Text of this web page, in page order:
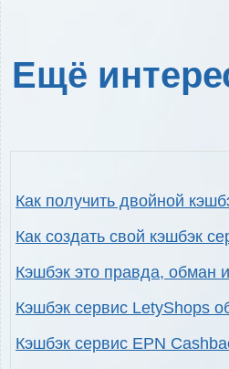
Ещё
Как получить двойной
Как создать свой кэшбэк
Кэшбэк это правда, обман
Кэшбэк сервис LetyShops
Кэшбэк сервис EPN